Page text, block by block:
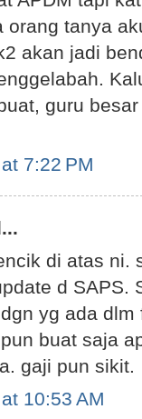
orang tanya
akan jadi
guru
7:22 PM
di atas ni.
d SAPS.
yg ada
buat saja
gaji pun sikit.
10:53 AM